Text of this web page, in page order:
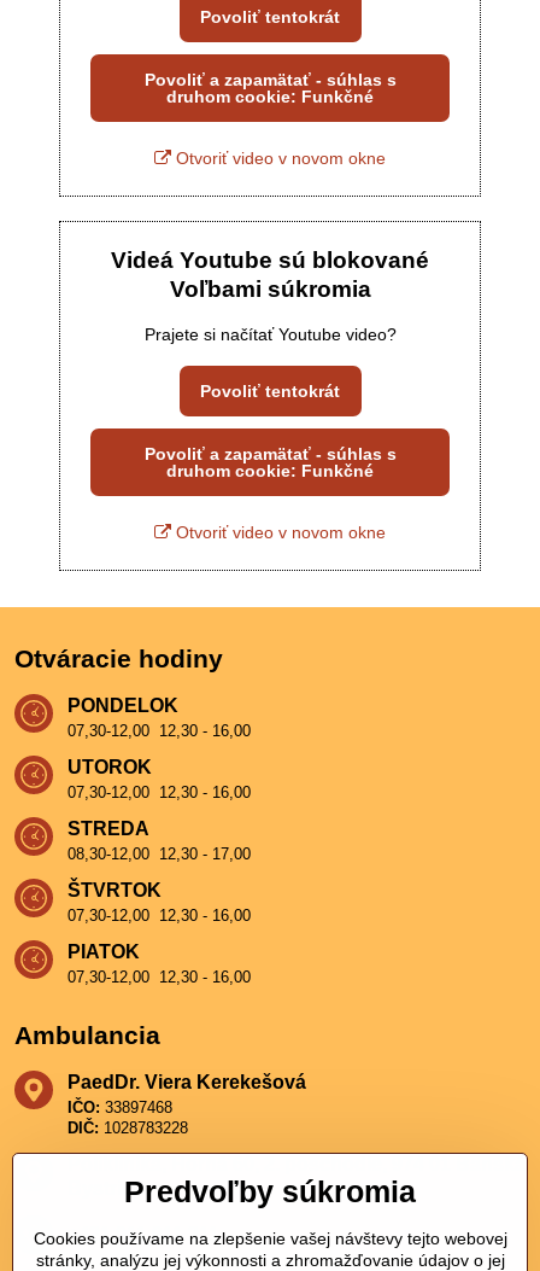
Povoliť tentokrát
Povoliť a zapamätať - súhlas s
druhom cookie: Funkčné
Otvoriť video v novom okne
Videá Youtube sú blokované
Voľbami súkromia
Prajete si načítať Youtube video?
Povoliť tentokrát
Povoliť a zapamätať - súhlas s
druhom cookie: Funkčné
Otvoriť video v novom okne
Otváracie hodiny
PONDELOK
07,30-12,00 12,30 - 16,00
UTOROK
07,30-12,00 12,30 - 16,00
STREDA
08,30-12,00 12,30 - 17,00
ŠTVRTOK
07,30-12,00 12,30 - 16,00
PIATOK
07,30-12,00 12,30 - 16,00
Ambulancia
PaedDr​. Viera Kerekešová
IČO: 33897468
DIČ: 1028783228
Bystrica
+421 911 911 211
Predvoľby súkromia
Cookies používame na zlepšenie vašej návštevy tejto webovej
stránky, analýzu jej výkonnosti a zhromažďovanie údajov o jej